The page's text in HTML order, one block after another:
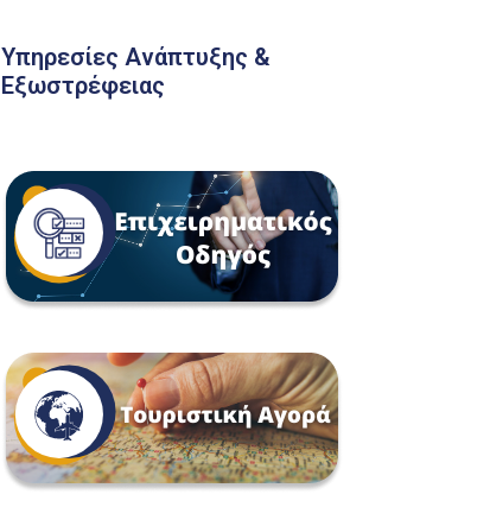
Υπηρεσίες Ανάπτυξης &
Εξωστρέφειας